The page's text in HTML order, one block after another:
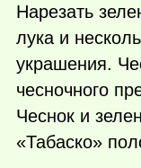
Нарезать
лука и
украшения.
чесночного
Чеснок и
«Табаско»